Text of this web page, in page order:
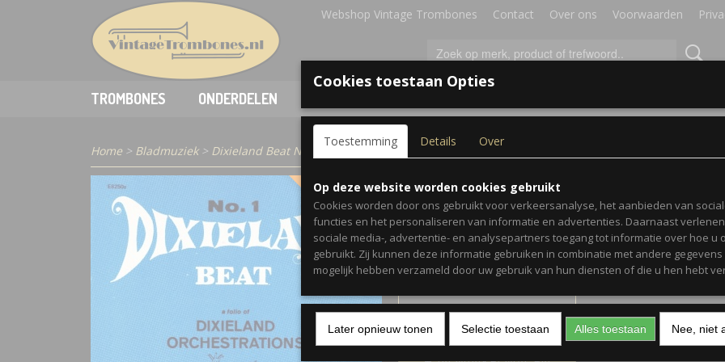
Webshop Vintage Trombones Contact Over ons Voorwaarden
TROMBONES ONDERDELEN
Home > Bladmuziek> Dixieland Beat No. 1 - Trombone
UITVERKOOP Dixieland Beat No. 1 -
€ 5,95 (inclusief btw 9%)
✓Op voorraad
Cookies toestaan Opties
Toestemming Details Over
Op deze website worden cookies gebruikt
Cookies worden door ons gebruikt voor verkeersanalyse, het aanbieden van
functies en het personaliseren van informatie en advertenties. Daarnaast
sociale media-, advertentie- en analysepartners toegang tot informatie over hoe u
gebruikt. Zij kunnen deze informatie gebruiken in combinatie met andere gegevens
mogelijk hebben verzameld door uw gebruik van hun diensten of die u hen hebt
Later opnieuw tonen Selectie toestaan Alles toestaan Nee, niet